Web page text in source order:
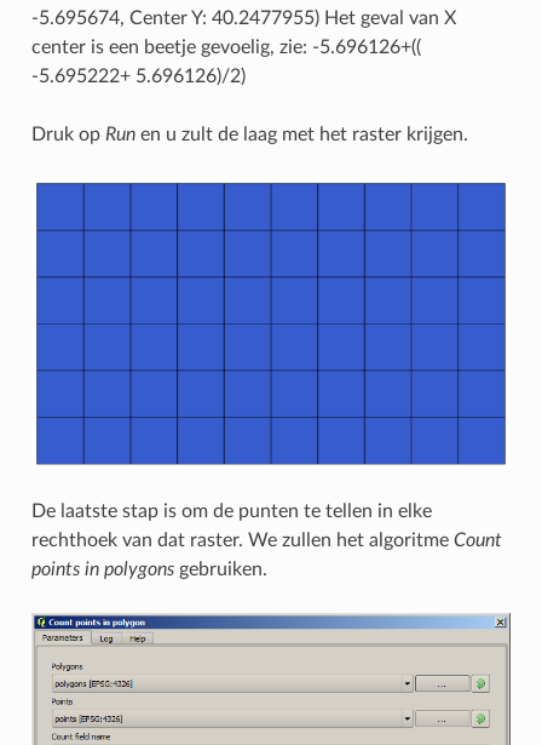
-5.695674, Center Y: 40.2477955) Het geval van X
center is een beetje gevoelig, zie: -5.696126+((
-5.695222+ 5.696126)/2)
Druk op Runen u zult de laag met het raster krijgen.
De laatste stap is om de punten te tellen in elke
rechthoek van dat raster. We zullen het algoritme Count
points in polygonsgebruiken.